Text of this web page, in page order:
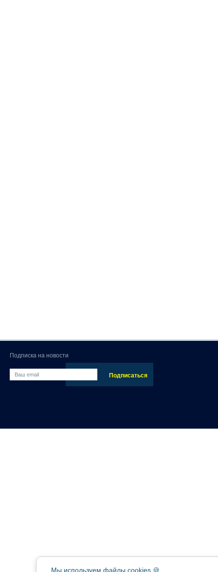
Подписка на новости
Мы используем файлы cookies 🍪